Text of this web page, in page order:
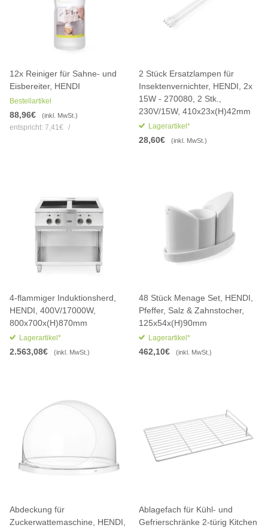
12x Reiniger für Sahne- und
Eisbereiter, HENDI
Bestellartikel
88,96€ (inkl. MwSt.)
entspricht: 7,41€ /
2 Stück Ersatzlampen für
Insektenvernichter, HENDI, 2x
15W - 270080, 2 Stk.,
230V/15W, 410x23x(H)42mm
Lagerartikel*
28,60€ (inkl. MwSt.)
4-flammiger Induktionsherd,
HENDI, 400V/17000W,
800x700x(H)870mm
Lagerartikel*
2.563,08€ (inkl. MwSt.)
48 Stück Menage Set, HENDI,
Pfeffer, Salz & Zahnstocher,
125x54x(H)90mm
Lagerartikel*
462,10€ (inkl. MwSt.)
Abdeckung für
Zuckerwattemaschine, HENDI,
Ablagefach für Kühl- und
Gefrierschränke 2-türig Kitchen